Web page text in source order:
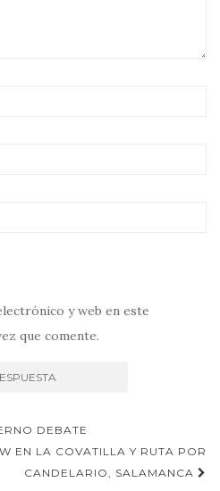
y web en este
que comente.
DEBATE
EN LA COVATILLA Y RUTA POR
CANDELARIO, SALAMANCA